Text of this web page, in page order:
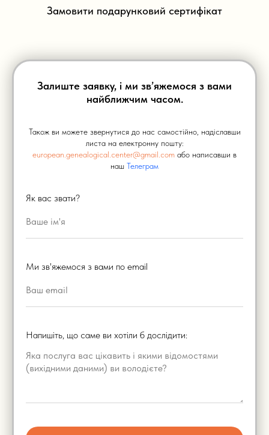
Замовити подарунковий сертифікат
Залиште заявку, і ми зв’яжемося з вами
найближчим часом.
Також ви можете звернутися до нас самостійно, надіславши
листа на електронну пошту:
european.genealogical.center@gmail.com або написавши в
наш Телеграм
Як вас звати?
Ми зв'яжемося з вами по email
Напишіть, що саме ви хотіли б дослідити: